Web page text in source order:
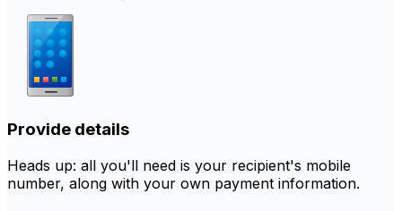
Provide details
Heads up: all you'll need is your recipient's mobile
number, along with your own payment information.